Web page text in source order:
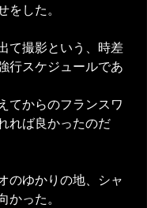
した。
て撮影という、時差
行スケジュールであ
てからのフランスワ
れば良かったのだ
のゆかりの地、シャ
かった。